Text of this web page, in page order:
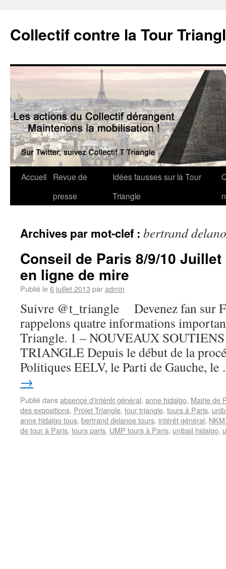
Collectif contre la Tour
Accueil
Revue de
presse
Idées fausses sur la Tour
Triangle
Archives par mot-clef : bertrand
Conseil de Paris 8/9/10
en ligne de mire
Publié le6 juillet 2013 paradmin
Suivre @t_triangle Devenez fan sur
rappelons quatre informations
Triangle. 1 – NOUVEAUX
TRIANGLE Depuis le début de la
Politiques EELV, le Parti de Gauche,
→
Publié dansabsence d'intérêt général, anne hidalgo, Mairie de
des expositions, Projet Triangle, tour triangle, tours à Paris,
anne hidalgo tous, bertrand delanoe tours, intérêt général,
de tour à Paris, tours paris, UMP tours à Paris, unibail hidalgo,